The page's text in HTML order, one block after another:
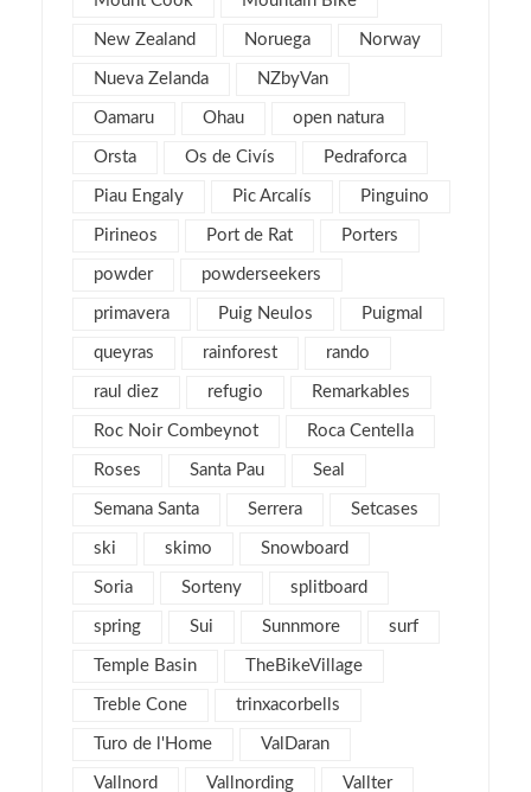
marzo 2013
febrero 2013
enero 2013
diciembre 2012
noviembre 2012
octubre 2012
septiembre 2012
enero 2012
diciembre 2011
noviembre 2011
octubre 2011
septiembre 2011
agosto 2011
julio 2011
junio 2011
New Zealand Noruega Norway
Nueva Zelanda NZbyVan
Oamaru Ohau open natura
Orsta Os de Civís Pedraforca
Piau Engaly Pic Arcalís Pinguino
Pirineos Port de Rat Porters
powder powderseekers
primavera Puig Neulos Puigmal
queyras rainforest rando
raul diez refugio Remarkables
Roc Noir Combeynot Roca Centella
Roses Santa Pau Seal
Semana Santa Serrera Setcases
ski skimo Snowboard
Soria Sorteny splitboard
spring Sui Sunnmore surf
Temple Basin TheBikeVillage
Treble Cone trinxacorbells
Turo de l'Home ValDaran
Vallnord Vallnording Vallter